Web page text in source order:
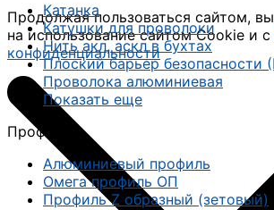
Катанка
Катушки для проволоки
Нить акл, аскл в бухтах
Плоский барьер безопасности
Проволока алюминиевая
Показать еще
Профиль
Алюминиевый профиль
Омега профиль ОП
Профиль Z образный (зетовый)
Продолжая пользоваться сайтом,
на использование сайтом Cookie и с
конфиденциальности